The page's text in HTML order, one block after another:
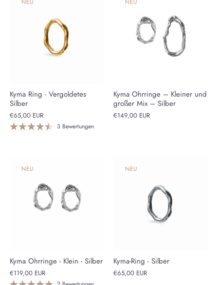
NEU
Kyma Ring - Vergoldetes
Silber
€65,00 EUR
3 Bewertungen
NEU
Kyma Ohrringe – Kleiner und
großer Mix – Silber
€149,00 EUR
NEU
Kyma Ohrringe - Klein - Silber
€119,00 EUR
NEU
Kyma-Ring - Silber
€65,00 EUR